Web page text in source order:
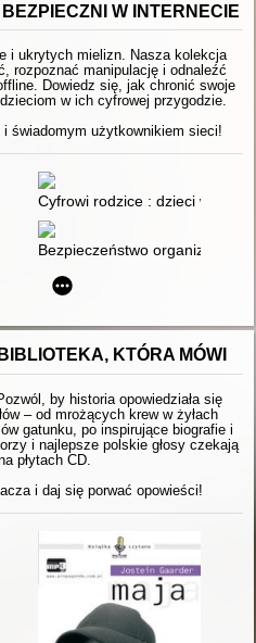
W INTERNECIE
i ukrytych mielizn. Nasza kolekcja
rozpoznać manipulację i odnaleźć
Dowiedz się, jak chronić swoje
w ich cyfrowej przygodzie.
świadomym użytkownikiem sieci!
internet : konteksty
Cyfrowi rodzice : dzieci w sieci
: psychologiczne, społeczno-
Bezpieczeństwo organizacji w
: jak się bawić w realnym
KTÓRA MÓWI
by historia opowiedziała się
– od mrożących krew w żyłach
gatunku, po inspirujące biografie i
i najlepsze polskie głosy czekają
płytach CD.
i daj się porwać opowieści!